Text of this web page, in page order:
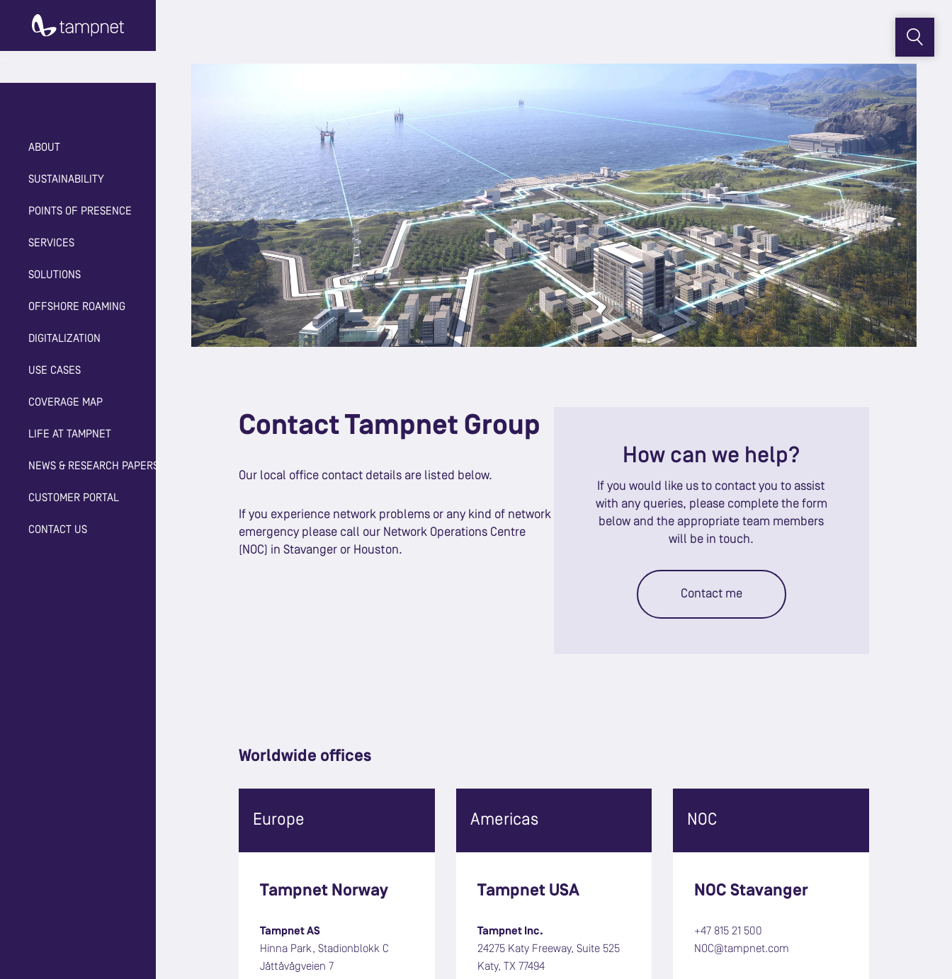
ABOUT
SUSTAINABILITY
POINTS OF PRESENCE
SERVICES
SOLUTIONS
OFFSHORE ROAMING
DIGITALIZATION
USE CASES
COVERAGE MAP
LIFE AT TAMPNET
NEWS & RESEARCH PAPERS
CUSTOMER PORTAL
CONTACT US
Contact Tampnet Group
Our local office contact details are listed below.
If you experience network problems or any kind of network
emergency please call our Network Operations Centre
(NOC) in Stavanger or Houston.
How can we help?
If you would like us to contact you to assist
with any queries, please complete the form
below and the appropriate team members
will be in touch.
Contact me
Worldwide offices
Europe
Tampnet Norway
Tampnet AS
Hinna Park, Stadionblokk C
Jåttåvågveien 7
Americas
Tampnet USA
Tampnet Inc.
24275 Katy Freeway, Suite 525
Katy, TX 77494
NOC
NOC Stavanger
+47 815 21 500
NOC@tampnet.com